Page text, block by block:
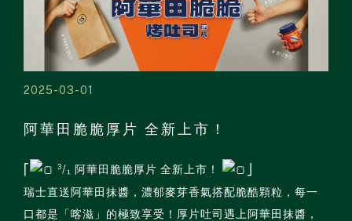
2025-03-01
阿華田脆脆厚片 全新上市！
⎡ ³/₁ 阿華田脆脆厚片 全新上市！
瑞士直送阿華田抹醬，濃郁麥芽香氣搭配脆酷顆粒，每一
口都是「喀滋」的極致享受！厚片吐司遇上阿華田抹醬，